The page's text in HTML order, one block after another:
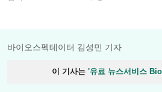
바이오스펙테이터 김성민 기자
이 기사는 '유료 뉴스서비스